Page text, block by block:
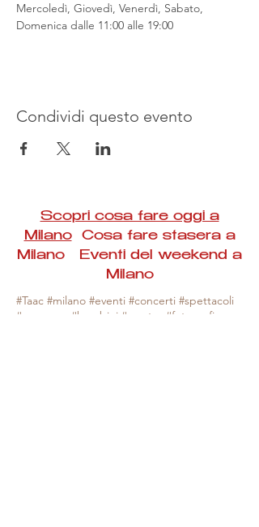
Mercoledì, Giovedì, Venerdì, Sabato,
Domenica dalle 11:00 alle 19:00
Condividi questo evento
Scopri cosa fare oggi a
MilanoCosa fare stasera a
Milano Eventi del weekend a
Milano
#Taac #milano #eventi #concerti #spettacoli
#rassegne #bambini #mostre #fotografia